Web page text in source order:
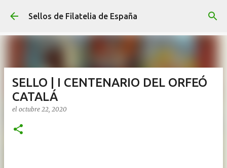
Ir al contenido principal
Sellos de Filatelia de España
SELLO | I CENTENARIO DEL ORFEÓ
CATALÁ
el octubre 22, 2020